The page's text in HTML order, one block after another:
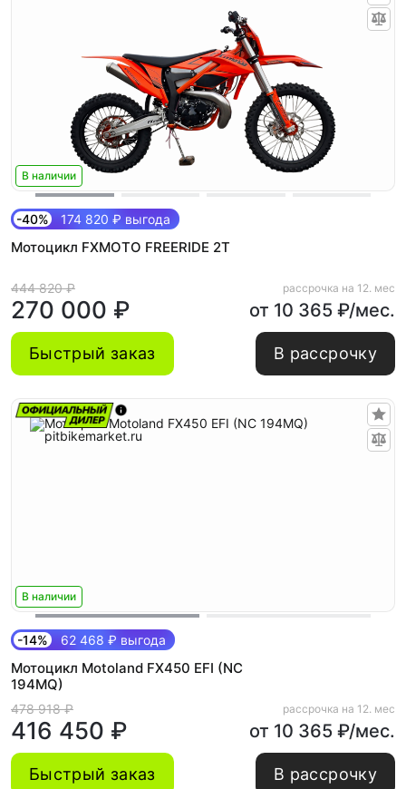
В наличии
-40% 174 820 ₽ выгода
Мотоцикл FXMOTO FREERIDE 2T
444 820 ₽
270 000 ₽
рассрочка на 12. мес
от 10 365 ₽/мес.
Быстрый заказ В рассрочку
В наличии
-14% 62 468 ₽ выгода
Мотоцикл Motoland FX450 EFI (NC
194MQ)
478 918 ₽
416 450 ₽
рассрочка на 12. мес
от 10 365 ₽/мес.
Быстрый заказ В рассрочку